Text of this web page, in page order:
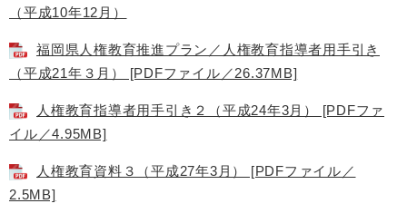
（平成10年12月）
福岡県人権教育推進プラン／人権教育指導者用手引き
（平成21年３月） [PDFファイル／26.37MB]
人権教育指導者用手引き２（平成24年3月） [PDFファ
イル／4.95MB]
人権教育資料３（平成27年3月） [PDFファイル／
2.5MB]